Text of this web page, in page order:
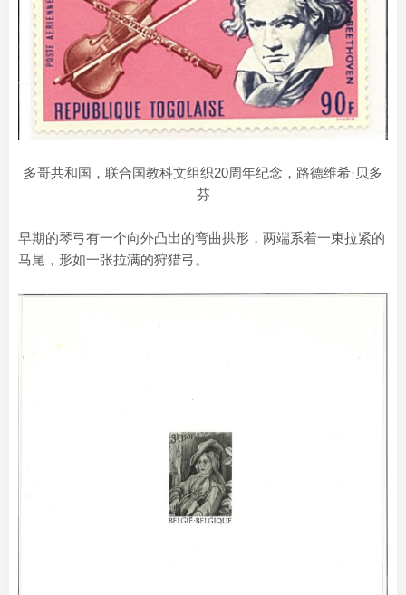
多哥共和国，联合国教科文组织20周年纪念，路德维希·贝多
芬
早期的琴弓有一个向外凸出的弯曲拱形，两端系着一束拉紧的
马尾，形如一张拉满的狩猎弓。